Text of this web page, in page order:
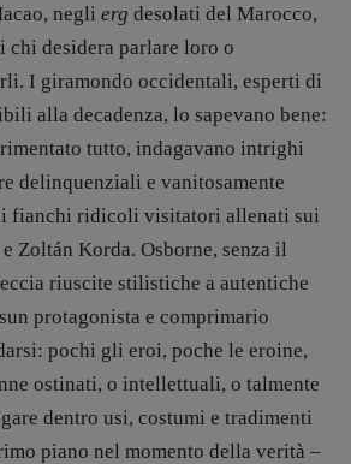
negli erg desolati del Marocco,
chi desidera parlare loro o
I giramondo occidentali, esperti di
alla decadenza, lo sapevano bene:
tutto, indagavano intrighi
delinquenziali e vanitosamente
fianchi ridicoli visitatori allenati sui
Zoltán Korda. Osborne, senza il
riuscite stilistiche a autentiche
protagonista e comprimario
pochi gli eroi, poche le eroine,
ostinati, o intellettuali, o talmente
dentro usi, costumi e tradimenti
piano nel momento della verità –